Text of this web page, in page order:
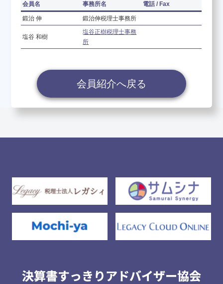
養成講座のお申し込み
会員紹介
お問い合わせ
会員名 事務所名 電話 / Fax
鍛治 伸 鍛治伸税理士事務所
塩谷 和樹
塩谷正樹税理士事務
所
会員紹介へ戻る